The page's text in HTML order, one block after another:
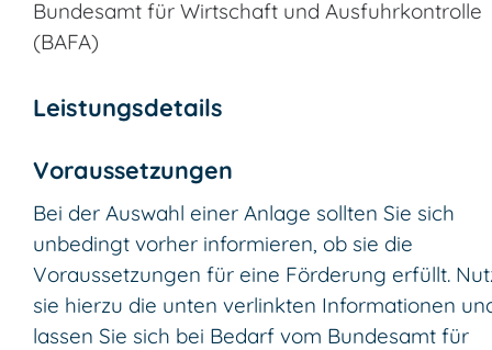
Bundesamt für Wirtschaft und Ausfuhrkontrolle
(BAFA)
Leistungsdetails
Voraussetzungen
Bei der Auswahl einer Anlage sollten Sie sich
unbedingt vorher informieren, ob sie die
Voraussetzungen für eine Förderung erfüllt.
sie hierzu die unten verlinkten Informationen
lassen Sie sich bei Bedarf vom Bundesamt für